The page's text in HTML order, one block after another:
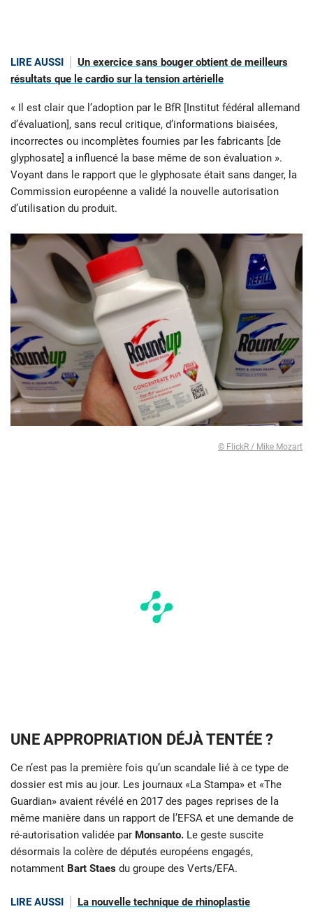
LIRE AUSSI
Un exercice sans bouger obtient de meilleurs
résultats que le cardio sur la tension artérielle
« Il est clair que l’adoption par le BfR [Institut fédéral allemand
d’évaluation], sans recul critique, d’informations biaisées,
incorrectes ou incomplètes fournies par les fabricants [de
glyphosate] a influencé la base même de son évaluation ».
Voyant dans le rapport que le glyphosate était sans danger, la
Commission européenne a validé la nouvelle autorisation
d’utilisation du produit.
© FlickR / Mike Mozart
UNE APPROPRIATION DÉJÀ TENTÉE ?
Ce n’est pas la première fois qu’un scandale lié à ce type de
dossier est mis au jour. Les journaux «La Stampa» et «The
Guardian» avaient révélé en 2017 des pages reprises de la
même manière dans un rapport de l’EFSA et une demande de
ré-autorisation validée par Monsanto. Le geste suscite
désormais la colère de députés européens engagés,
notamment Bart Staes du groupe des Verts/EFA.
LIRE AUSSI La nouvelle technique de rhinoplastie